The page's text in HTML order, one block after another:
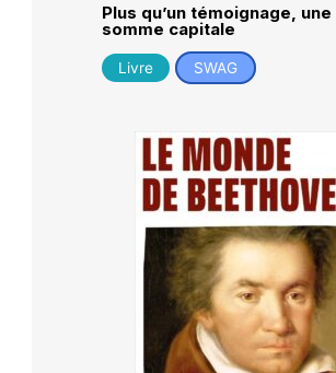
Plus qu’un témoignage, une
somme capitale
Livre SWAG